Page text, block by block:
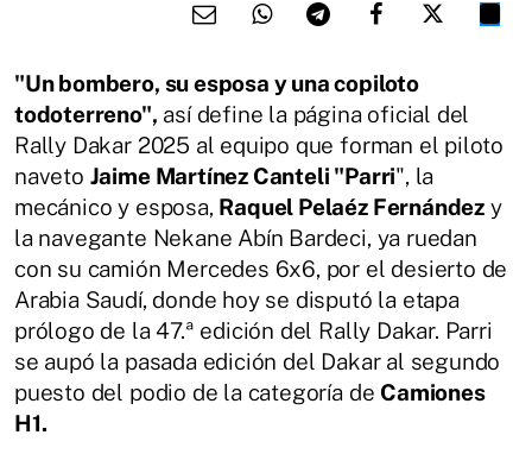
"Un bombero, su esposa y una copiloto
todoterreno", así define la página oficial del
Rally Dakar 2025 al equipo que forman el piloto
naveto Jaime Martínez Canteli "Parri", la
mecánico y esposa, Raquel Pelaéz Fernández y
la navegante Nekane Abín Bardeci, ya ruedan
con su camión Mercedes 6x6, por el desierto de
Arabia Saudí, donde hoy se disputó la etapa
prólogo de la 47.ª edición del Rally Dakar. Parri
se aupó la pasada edición del Dakar al segundo
puesto del podio de la categoría de Camiones
H1.